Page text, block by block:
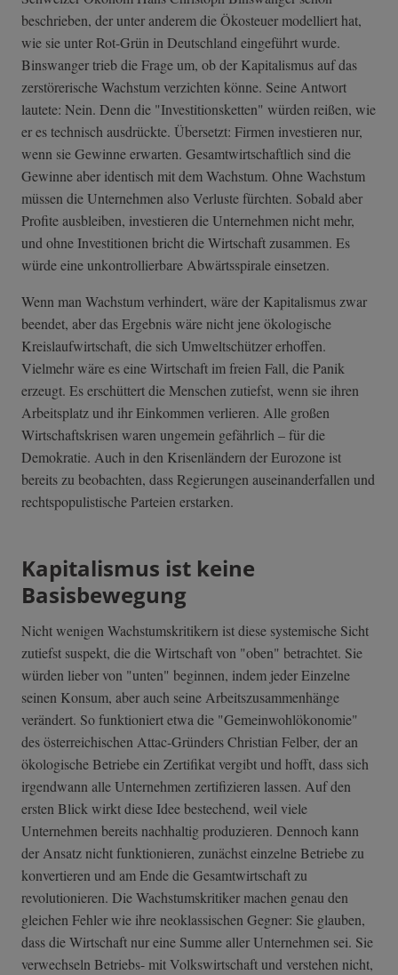
beschrieben, der unter anderem die Ökosteuer modelliert hat,
wie sie unter Rot-Grün in Deutschland eingeführt wurde.
Binswanger trieb die Frage um, ob der Kapitalismus auf das
zerstörerische Wachstum verzichten könne. Seine Antwort
lautete: Nein. Denn die "Investitionsketten" würden reißen, wie
er es technisch ausdrückte. Übersetzt: Firmen investieren nur,
wenn sie Gewinne erwarten. Gesamtwirtschaftlich sind die
Gewinne aber identisch mit dem Wachstum. Ohne Wachstum
müssen die Unternehmen also Verluste fürchten. Sobald aber
Profite ausbleiben, investieren die Unternehmen nicht mehr,
und ohne Investitionen bricht die Wirtschaft zusammen. Es
würde eine unkontrollierbare Abwärtsspirale einsetzen.
Wenn man Wachstum verhindert, wäre der Kapitalismus zwar
beendet, aber das Ergebnis wäre nicht jene ökologische
Kreislaufwirtschaft, die sich Umweltschützer erhoffen.
Vielmehr wäre es eine Wirtschaft im freien Fall, die Panik
erzeugt. Es erschüttert die Menschen zutiefst, wenn sie ihren
Arbeitsplatz und ihr Einkommen verlieren. Alle großen
Wirtschaftskrisen waren ungemein gefährlich – für die
Demokratie. Auch in den Krisenländern der Eurozone ist
bereits zu beobachten, dass Regierungen auseinanderfallen und
rechtspopulistische Parteien erstarken.
Kapitalismus ist keine
Basisbewegung
Nicht wenigen Wachstumskritikern ist diese systemische Sicht
zutiefst suspekt, die die Wirtschaft von "oben" betrachtet. Sie
würden lieber von "unten" beginnen, indem jeder Einzelne
seinen Konsum, aber auch seine Arbeitszusammenhänge
verändert. So funktioniert etwa die "Gemeinwohlökonomie"
des österreichischen Attac-Gründers Christian Felber, der an
ökologische Betriebe ein Zertifikat vergibt und hofft, dass sich
irgendwann alle Unternehmen zertifizieren lassen. Auf den
ersten Blick wirkt diese Idee bestechend, weil viele
Unternehmen bereits nachhaltig produzieren. Dennoch kann
der Ansatz nicht funktionieren, zunächst einzelne Betriebe zu
konvertieren und am Ende die Gesamtwirtschaft zu
revolutionieren. Die Wachstumskritiker machen genau den
gleichen Fehler wie ihre neoklassischen Gegner: Sie glauben,
dass die Wirtschaft nur eine Summe aller Unternehmen sei. Sie
verwechseln Betriebs- mit Volkswirtschaft und verstehen nicht,